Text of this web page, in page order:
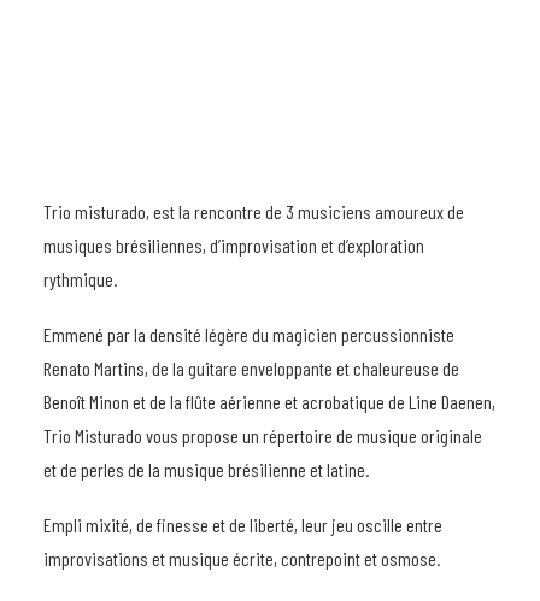
Trio misturado, est la rencontre de 3 musiciens amoureux de
musiques brésiliennes, d’improvisation et d’exploration
rythmique.
Emmené par la densité légère du magicien percussionniste
Renato Martins, de la guitare enveloppante et chaleureuse de
Benoît Minon et de la flûte aérienne et acrobatique de Line Daenen,
Trio Misturado vous propose un répertoire de musique originale
et de perles de la musique brésilienne et latine.
Empli mixité, de finesse et de liberté, leur jeu oscille entre
improvisations et musique écrite, contrepoint et osmose.